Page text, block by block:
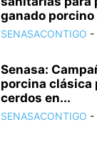
ganado
SENASACONTIGO -
Senasa:
porcina clásica
cerdos en...
SENASACONTIGO -